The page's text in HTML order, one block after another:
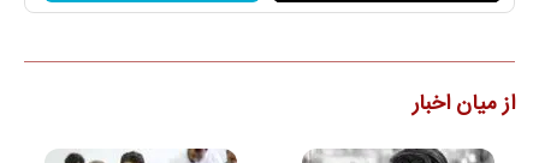
از میان اخبار